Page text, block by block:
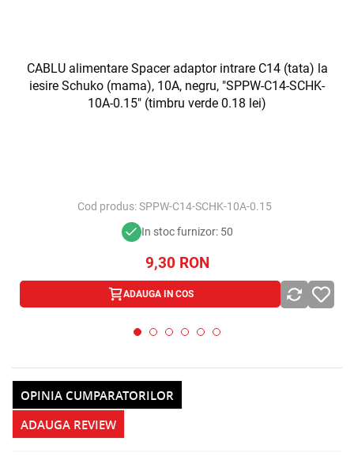
CABLU alimentare Spacer adaptor intrare C14 (tata) la
iesire Schuko (mama), 10A, negru, "SPPW-C14-SCHK-
10A-0.15" (timbru verde 0.18 lei)
Cod produs:SPPW-C14-SCHK-10A-0.15
In stoc furnizor: 50
9,30 RON
ADAUGA IN COS
ADAUGA REVIEW
OPINIA CUMPARATORILOR